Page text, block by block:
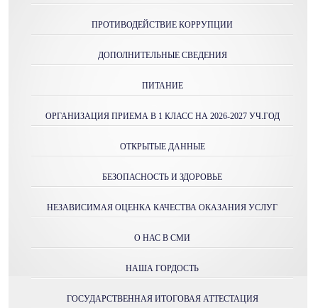
ПРОТИВОДЕЙСТВИЕ КОРРУПЦИИ
ДОПОЛНИТЕЛЬНЫЕ СВЕДЕНИЯ
ПИТАНИЕ
ОРГАНИЗАЦИЯ ПРИЕМА В 1 КЛАСС НА 2026-2027 УЧ.ГОД
ОТКРЫТЫЕ ДАННЫЕ
БЕЗОПАСНОСТЬ И ЗДОРОВЬЕ
НЕЗАВИСИМАЯ ОЦЕНКА КАЧЕСТВА ОКАЗАНИЯ УСЛУГ
О НАС В СМИ
НАША ГОРДОСТЬ
ГОСУДАРСТВЕННАЯ ИТОГОВАЯ АТТЕСТАЦИЯ